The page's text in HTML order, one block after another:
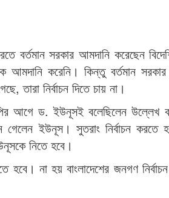
বর্তমান সরকার আমদানি করেছেন
করেনি। কিন্তু বর্তমান
নির্বাচন দিতে চায় না।
আগে ড. ইউনূসই বলেছিলেন
ইউনূস। সুতরাং নির্বাচন করতে
নিতে হবে।
হবে। না হয় বাংলাদেশের জনগণ